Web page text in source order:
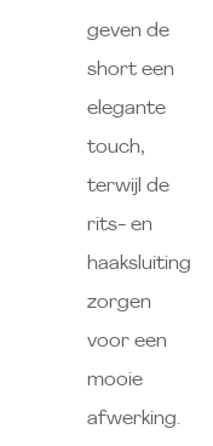
geven de
short een
elegante
touch,
terwijl de
rits- en
haaksluiting
zorgen
voor een
mooie
afwerking.